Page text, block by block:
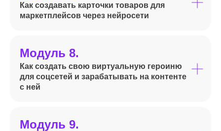
Как создавать карточки товаров для
маркетплейсов через нейросети
Модуль 8.
Как создать свою виртуальную героиню
для соцсетей и зарабатывать на контенте
с ней
Модуль 9.